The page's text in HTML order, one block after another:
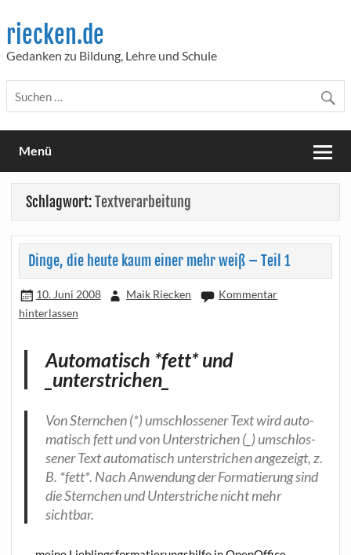
content
riecken.de
Gedanken zu Bildung, Lehre und Schule
Menü
Schlagwort:Textverarbeitung
Dinge, die heute kaum einer mehr weiß – Teil 1
10. Juni 2008 Maik Riecken
Kommentar
hinterlassen
Automatisch *fett* und
_unterstrichen_
Von Stern­chen (*) umschlos­se­ner Text wird auto­
ma­tisch fett und von Unter­stri­chen (_) umschlos­
se­ner Text auto­ma­tisch unter­stri­chen ange­zeigt, z.
B. *fett*. Nach Anwen­dung der For­ma­tie­rung sind
die Stern­chen und Unter­stri­che nicht mehr
sichtbar.